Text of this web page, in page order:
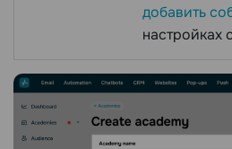
добавить
настройках